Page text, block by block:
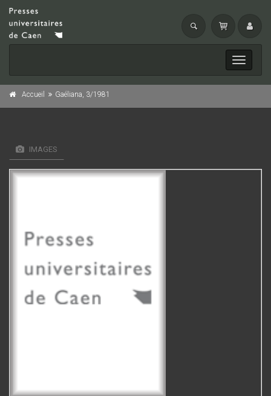
Toggle
Accueil Gaéliana, 3/1981
IMAGES